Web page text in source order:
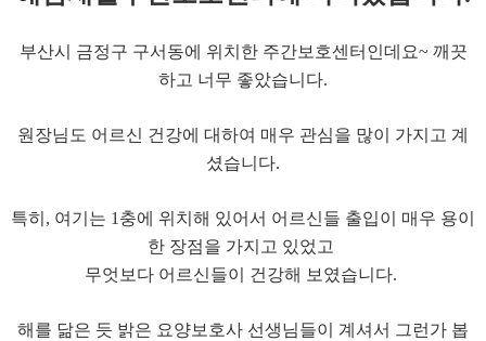
부산시 금정구 구서동에 위치한 주간보호센터인데요~ 깨끗
하고 너무 좋았습니다.
원장님도 어르신 건강에 대하여 매우 관심을 많이 가지고 계
셨습니다.
특히, 여기는 1충에 위치해 있어서 어르신들 출입이 매우 용이
한 장점을 가지고 있었고
무엇보다 어르신들이 건강해 보였습니다.
해를 닮은 듯 밝은 요양보호사 선생님들이 계셔서 그런가 봅